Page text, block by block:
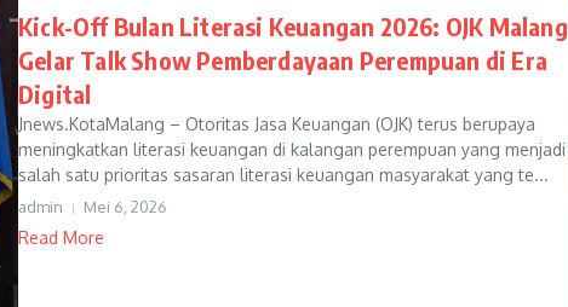
Kick-Off Bulan Literasi Keuangan 2026: OJK Malang
Gelar Talk Show Pemberdayaan Perempuan di Era
Digital
Jnews.KotaMalang – Otoritas Jasa Keuangan (OJK) terus berupaya
meningkatkan literasi keuangan di kalangan perempuan yang menjadi
salah satu prioritas sasaran literasi keuangan masyarakat yang te...
admin Mei 6, 2026
Read More